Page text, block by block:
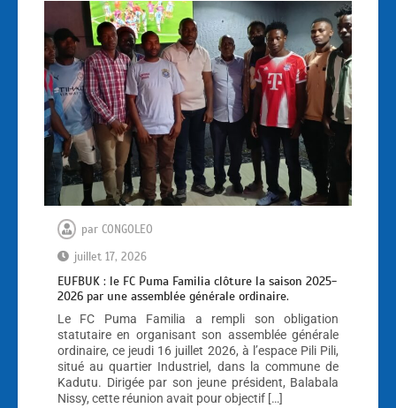
par CONGOLEO
juillet 17, 2026
EUFBUK : le FC Puma Familia clôture la saison 2025-
2026 par une assemblée générale ordinaire.
Le FC Puma Familia a rempli son obligation
statutaire en organisant son assemblée générale
ordinaire, ce jeudi 16 juillet 2026, à l’espace Pili Pili,
situé au quartier Industriel, dans la commune de
Kadutu. Dirigée par son jeune président, Balabala
Nissy, cette réunion avait pour objectif […]